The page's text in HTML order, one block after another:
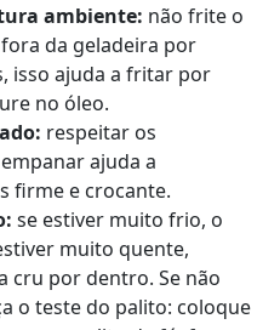
ambiente: não frite o
da geladeira por
isso ajuda a fritar por
no óleo.
respeitar os
ajuda a
firme e crocante.
se estiver muito frio, o
muito quente,
cru por dentro. Se não
o teste do palito: coloque